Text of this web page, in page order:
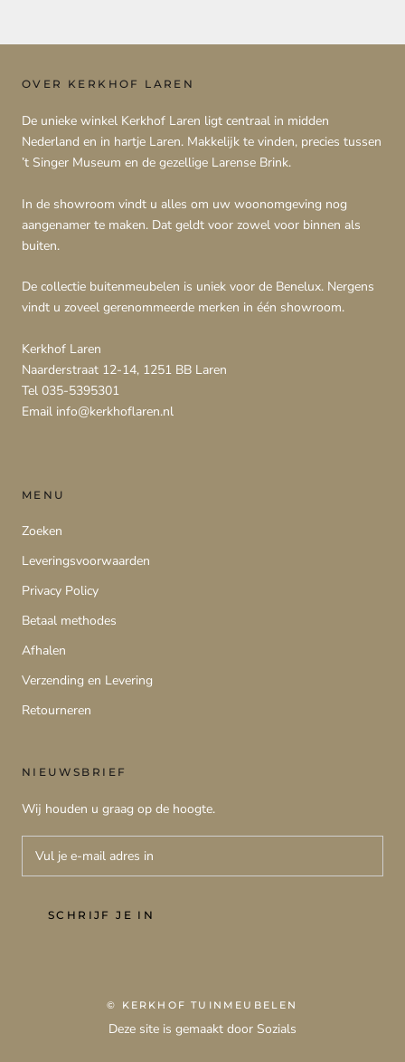
OVER KERKHOF LAREN
De unieke winkel Kerkhof Laren ligt centraal in midden
Nederland en in hartje Laren. Makkelijk te vinden, precies tussen
’t Singer Museum en de gezellige Larense Brink.
In de showroom vindt u alles om uw woonomgeving nog
aangenamer te maken. Dat geldt voor zowel voor binnen als
buiten.
De collectie buitenmeubelen is uniek voor de Benelux. Nergens
vindt u zoveel gerenommeerde merken in één showroom.
Kerkhof Laren
Naarderstraat 12-14, 1251 BB Laren
Tel 035-5395301
Email info@kerkhoflaren.nl
MENU
Zoeken
Leveringsvoorwaarden
Privacy Policy
Betaal methodes
Afhalen
Verzending en Levering
Retourneren
NIEUWSBRIEF
Wij houden u graag op de hoogte.
SCHRIJF JE IN
© KERKHOF TUINMEUBELEN
Deze site is gemaakt door Sozials